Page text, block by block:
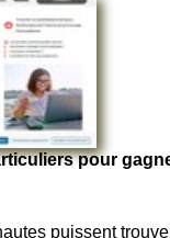
pour
puissent